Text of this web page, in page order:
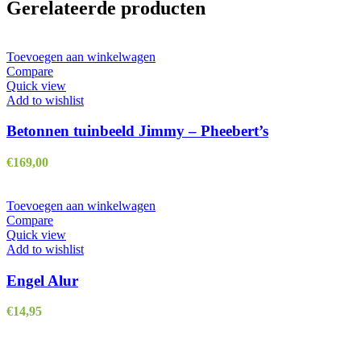
Gerelateerde producten
Toevoegen aan winkelwagen
Compare
Quick view
Add to wishlist
Betonnen tuinbeeld Jimmy – Pheebert’s
€169,00
Toevoegen aan winkelwagen
Compare
Quick view
Add to wishlist
Engel Alur
€14,95